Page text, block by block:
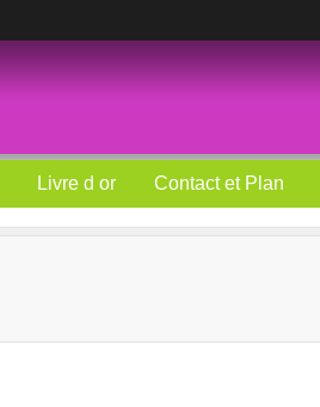
Livre d or Contact et Plan